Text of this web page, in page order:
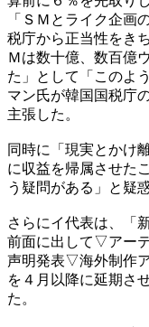
「ＳＭとライク企画
税庁から正当性をき
Ｍは数十億、数百億
た」として「このよ
マン氏が韓国国税庁
主張した。
同時に「現実とかけ
に収益を帰属させた
う疑問がある」と疑
さらにイ代表は、「
前面に出して▽アー
声明発表▽海外制作
を４月以降に延期さ
た。